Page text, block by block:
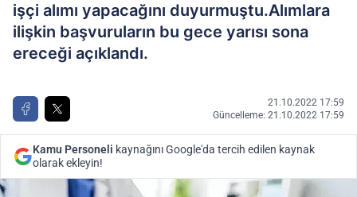
işçi alımı yapacağını duyurmuştu.Alımlara
ilişkin başvuruların bu gece yarısı sona
ereceği açıklandı.
21.10.2022 17:59
Güncelleme: 21.10.2022 17:59
Kamu Personeli kaynağını Google'da tercih edilen kaynak
olarak ekleyin!